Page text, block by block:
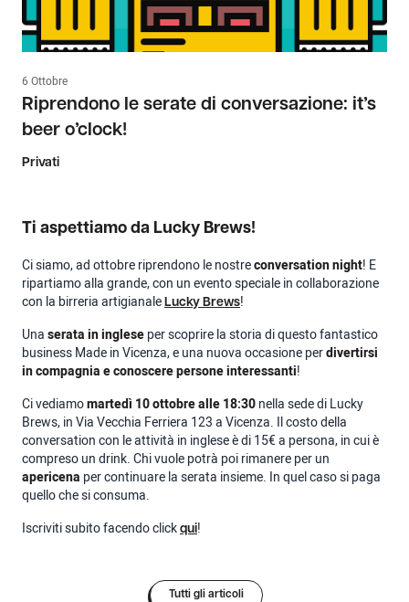
6 Ottobre
Riprendono le serate di conversazione: it’s
beer o’clock!
Privati
Ti aspettiamo da Lucky Brews!
Ci siamo, ad ottobre riprendono le nostreconversation night! E
ripartiamo alla grande, con un evento speciale in collaborazione
con la birreria artigianale Lucky Brews!
Unaserata in ingleseper scoprire la storia di questo fantastico
business Made in Vicenza, e una nuova occasione perdivertirsi
in compagnia e conoscere persone interessanti!
Ci vediamomartedì 10 ottobre alle 18:30nella sede di Lucky
Brews, in Via Vecchia Ferriera 123 a Vicenza. Il costo della
conversation con le attività in inglese è di 15€ a persona, in cui è
compreso un drink. Chi vuole potrà poi rimanere per un
apericena per continuare la serata insieme. In quel caso si paga
quello che si consuma.
Iscriviti subito facendo click qui!
Tutti gli articoli